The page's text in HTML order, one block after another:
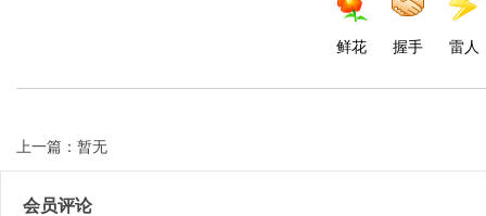
鲜花 握手 雷人
上一篇：暂无
会员评论